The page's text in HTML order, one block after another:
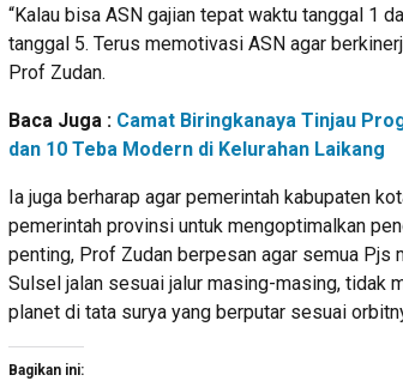
“Kalau bisa ASN gajian tepat waktu tanggal 1
tanggal 5. Terus memotivasi ASN agar
Prof Zudan.
Baca Juga : Camat Biringkanaya Tinjau
dan 10 Teba Modern di Kelurahan Laikang
Ia juga berharap agar pemerintah kabupaten
pemerintah provinsi untuk mengoptimalkan
penting, Prof Zudan berpesan agar semua Pjs
Sulsel jalan sesuai jalur masing-masing, tidak
planet di tata surya yang berputar sesuai
Bagikan ini: